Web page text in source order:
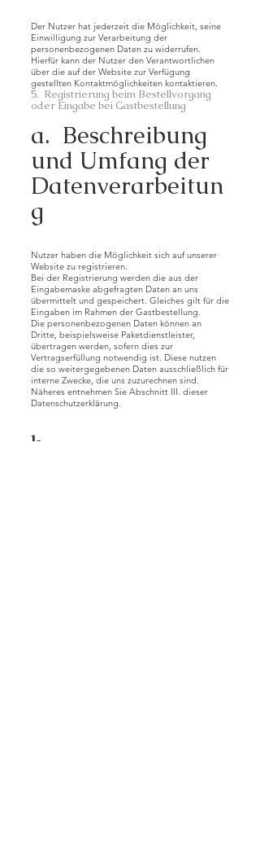
Der Nutzer hat jederzeit die Möglichkeit, seine
Einwilligung zur Verarbeitung der
personenbezogenen Daten zu widerrufen.
Hierfür kann der Nutzer den Verantwortlichen
über die auf der Website zur Verfügung
gestellten Kontaktmöglichkeiten kontaktieren.
5. Registrierung beim Bestellvorgang
oder Eingabe bei Gastbestellung
a. Beschreibung
und Umfang der
Datenverarbeitun
g
Nutzer haben die Möglichkeit sich auf unserer
Website zu registrieren.
Bei der Registrierung werden die aus der
Eingabemaske abgefragten Daten an uns
übermittelt und gespeichert. Gleiches gilt für die
Eingaben im Rahmen der Gastbestellung.
Die personenbezogenen Daten können an
Dritte, beispielsweise Paketdienstleister,
übertragen werden, sofern dies zur
Vertragserfüllung notwendig ist. Diese nutzen
die so weitergegebenen Daten ausschließlich für
interne Zwecke, die uns zuzurechnen sind.
Näheres entnehmen Sie Abschnitt III. dieser
Datenschutzerklärung.
b.